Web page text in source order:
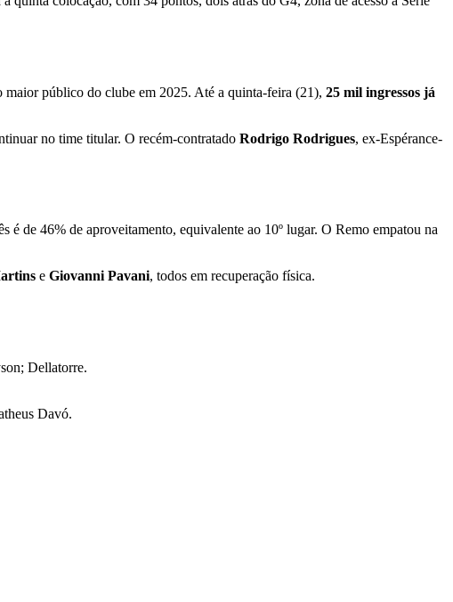
maior público do clube em 2025. Até a quinta-feira (21), 25 mil ingressos já
no time titular. O recém-contratado Rodrigo Rodrigues, ex-Espérance-
é de 46% de aproveitamento, equivalente ao 10º lugar. O Remo empatou na
e Giovanni Pavani, todos em recuperação física.
Dellatorre.
Davó.